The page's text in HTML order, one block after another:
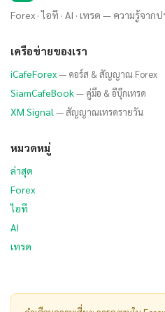
Forex · ไอที · AI · เทรด — ความรู้จา
เครือข่ายของเรา
iCafeForex— คอร์ส & สัญญาณ Forex
SiamCafeBook— คู่มือ & อีบุ๊กเทรด
XM Signal — สัญญาณเทรดรายวัน
หมวดหมู่
ล่าสุด
Forex
ไอที
AI
เทรด